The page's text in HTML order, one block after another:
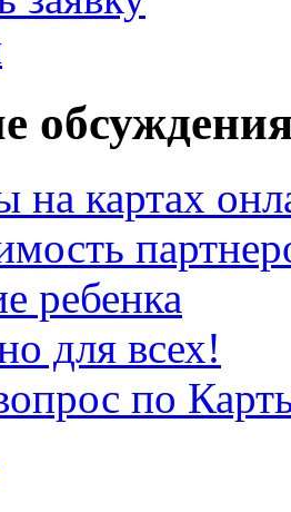
на картах
ребенка
для всех!
по